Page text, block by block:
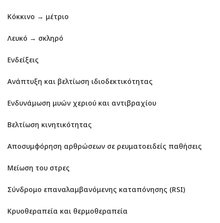
Κόκκινο → μέτριο
Λευκό → σκληρό
Ενδείξεις
Ανάπτυξη και βελτίωση ιδιοδεκτικότητας
Ενδυνάμωση μυών χεριού και αντιβραχίου
Βελτίωση κινητικότητας
Αποσυμφόρηση αρθρώσεων σε ρευματοειδείς παθήσεις
Μείωση του στρες
Σύνδρομο επαναλαμβανόμενης καταπόνησης (RSI)
Κρυοθεραπεία και θερμοθεραπεία